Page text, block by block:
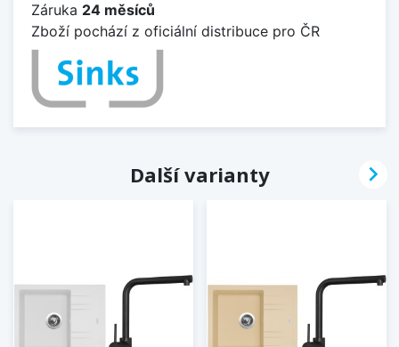
Záruka 24 měsíců
Zboží pochází z oficiální distribuce pro ČR
Další varianty 